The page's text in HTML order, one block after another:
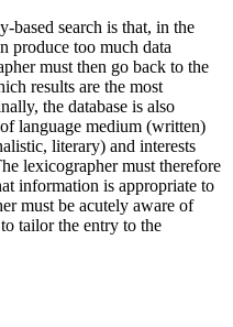
based search is that, in the
produce too much data
must then go back to the
results are the most
the database is also
language medium (written)
literary) and interests
lexicographer must therefore
information is appropriate to
must be acutely aware of
tailor the entry to the